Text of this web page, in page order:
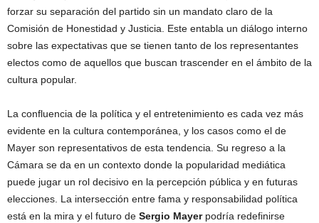
forzar su separación del partido sin un mandato claro de la
Comisión de Honestidad y Justicia. Este entabla un diálogo interno
sobre las expectativas que se tienen tanto de los representantes
electos como de aquellos que buscan trascender en el ámbito de la
cultura popular.
La confluencia de la política y el entretenimiento es cada vez más
evidente en la cultura contemporánea, y los casos como el de
Mayer son representativos de esta tendencia. Su regreso a la
Cámara se da en un contexto donde la popularidad mediática
puede jugar un rol decisivo en la percepción pública y en futuras
elecciones. La intersección entre fama y responsabilidad política
está en la mira y el futuro de Sergio Mayerpodría redefinirse